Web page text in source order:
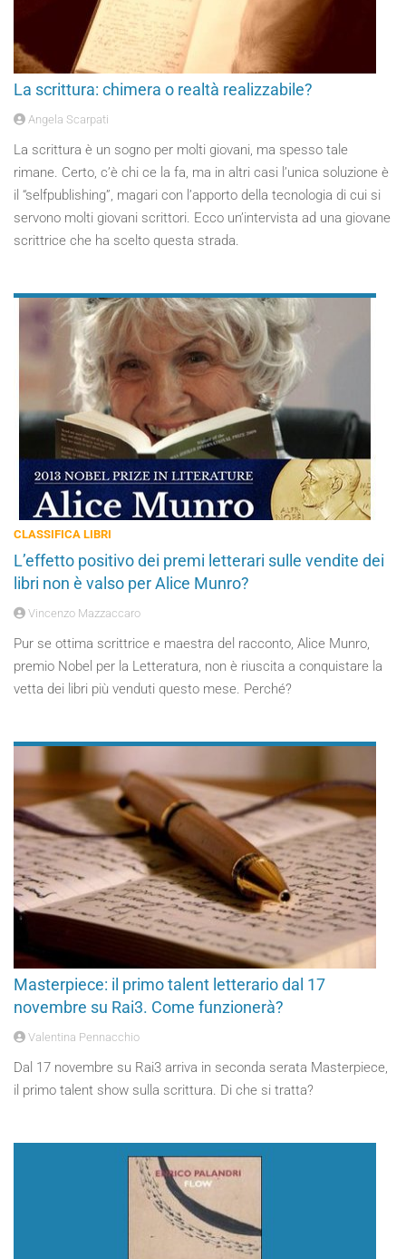
La scrittura: chimera o realtà realizzabile?
Angela Scarpati
La scrittura è un sogno per molti giovani, ma spesso tale
rimane. Certo, c’è chi ce la fa, ma in altri casi l’unica soluzione è
il “selfpublishing”, magari con l’apporto della tecnologia di cui si
servono molti giovani scrittori. Ecco un’intervista ad una giovane
scrittrice che ha scelto questa strada.
CLASSIFICA LIBRI
L’effetto positivo dei premi letterari sulle vendite dei
libri non è valso per Alice Munro?
Vincenzo Mazzaccaro
Pur se ottima scrittrice e maestra del racconto, Alice Munro,
premio Nobel per la Letteratura, non è riuscita a conquistare la
vetta dei libri più venduti questo mese. Perché?
Masterpiece: il primo talent letterario dal 17
novembre su Rai3. Come funzionerà?
Valentina Pennacchio
Dal 17 novembre su Rai3 arriva in seconda serata Masterpiece,
il primo talent show sulla scrittura. Di che si tratta?